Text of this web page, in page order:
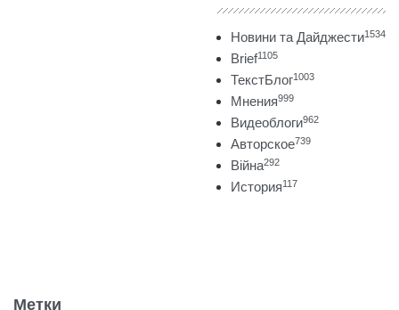
Новини та Дайджести1534
Brief1105
ТекстБлог1003
Мнения999
Видеоблоги962
Авторское739
Війна292
История117
Метки